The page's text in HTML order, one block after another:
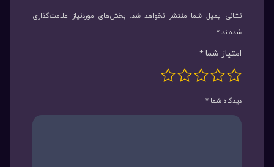
نشانی ایمیل شما منتشر نخواهد شد. بخش‌های موردنیاز علامت‌گذاری
شده‌اند*
امتیاز شما *
دیدگاه شما *